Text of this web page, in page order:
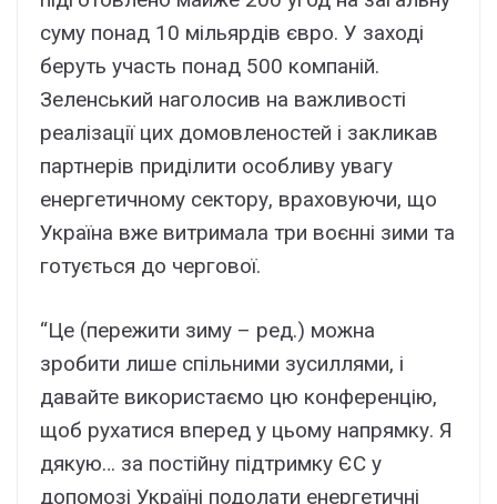
суму понад 10 мільярдів євро. У заході
беруть участь понад 500 компаній.
Зеленський наголосив на важливості
реалізації цих домовленостей і закликав
партнерів приділити особливу увагу
енергетичному сектору, враховуючи, що
Україна вже витримала три воєнні зими та
готується до чергової.
“Це (пережити зиму – ред.) можна
зробити лише спільними зусиллями, і
давайте використаємо цю конференцію,
щоб рухатися вперед у цьому напрямку. Я
дякую… за постійну підтримку ЄС у
допомозі Україні подолати енергетичні